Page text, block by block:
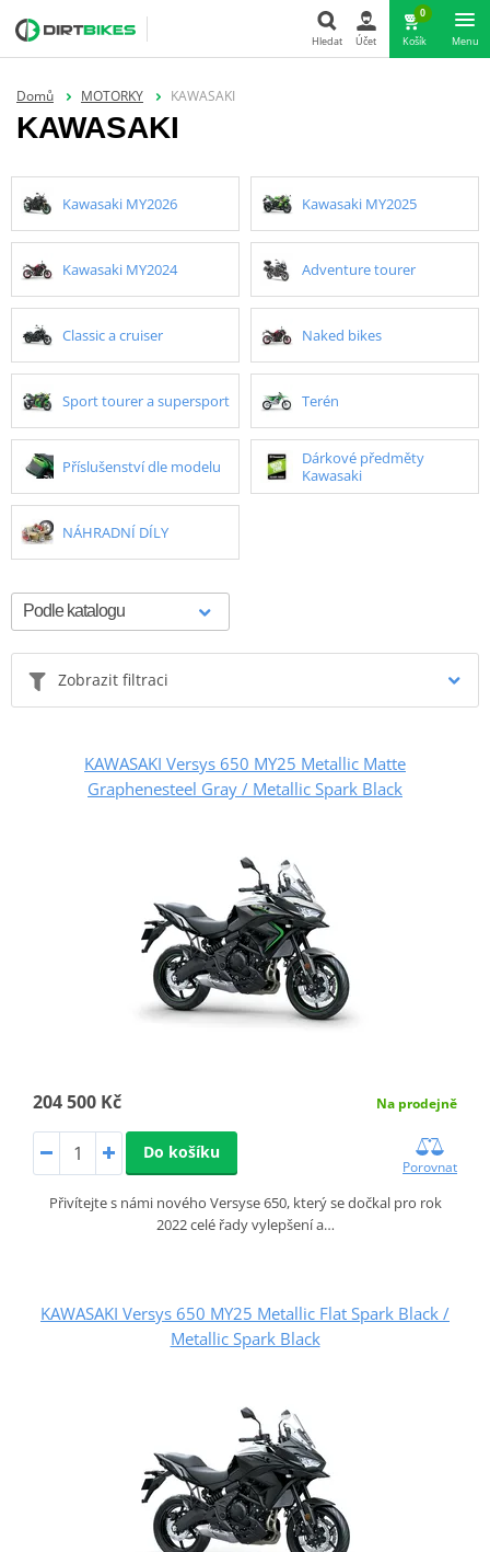
Hledat Účet
0
Košík Menu
Domů MOTORKY KAWASAKI
KAWASAKI
Kawasaki MY2026 Kawasaki MY2025
Kawasaki MY2024 Adventure tourer
Classic a cruiser Naked bikes
Sport tourer a supersport Terén
Příslušenství dle modelu
Dárkové předměty
Kawasaki
NÁHRADNÍ DÍLY
Zobrazit filtraci
KAWASAKI Versys 650 MY25 Metallic Matte
Graphenesteel Gray / Metallic Spark Black
204 500 Kč Na prodejně
Do košíku
Porovnat
Přivítejte s námi nového Versyse 650, který se dočkal pro rok
2022 celé řady vylepšení a…
KAWASAKI Versys 650 MY25 Metallic Flat Spark Black /
Metallic Spark Black